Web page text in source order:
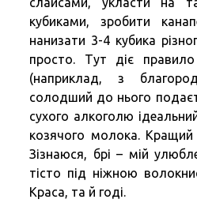
кубиками, зробити
нанизати 3-4 кубика
просто. Тут діє
(наприклад, з
солодший до нього
сухого алкоголю
козячого молока. Кращий
Зізнаюся, брі – мій
тісто під ніжною
Краса, та й годі.